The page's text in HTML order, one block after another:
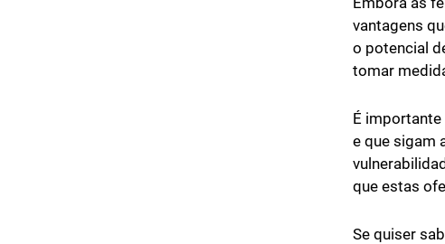
vantagens
o potencial
tomar
É
e que sigam
que estas
Se quiser